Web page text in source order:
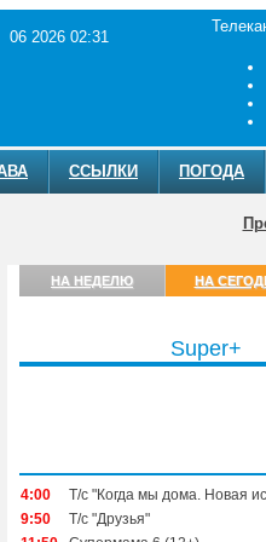
06 2026 02:31
ССЫЛКИ ПОГОДА
НА НЕДЕЛЮ НА
Super+
4:00
Т/с "Когда мы дома. Новая
9:50
Т/с "Друзья"